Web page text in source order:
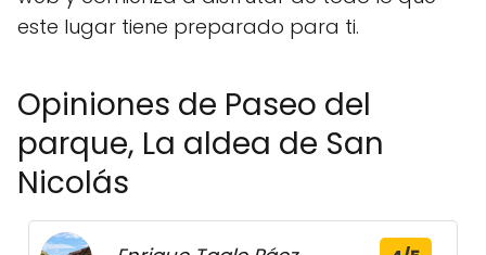
este lugar tiene preparado para ti.
Opiniones de Paseo del
parque, La aldea de San
Nicolás